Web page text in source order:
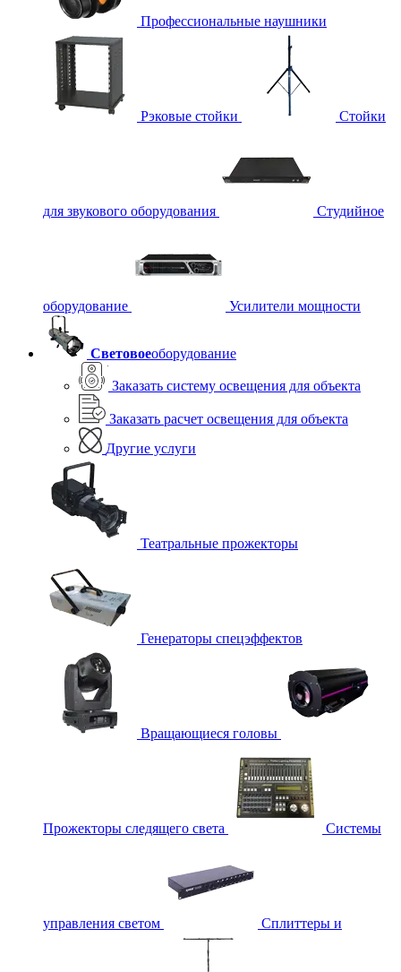
Профессиональные наушники
Рэковые стойки Стойки
для звукового оборудования Студийное
оборудование Усилители мощности
Световоеоборудование
Заказать систему освещения для объекта
Заказать расчет освещения для объекта
Другие услуги
Театральные прожекторы
Генераторы спецэффектов
Вращающиеся головы
Прожекторы следящего света Системы
управления светом Сплиттеры и